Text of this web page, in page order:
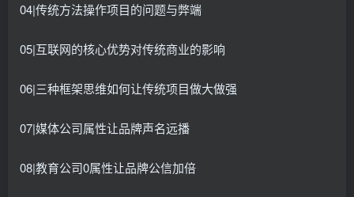
04|传统方法操作项目的问题与弊端
05|互联网的核心优势对传统商业的影响
06|三种框架思维如何让传统项目做大做强
07|媒体公司属性让品牌声名远播
08|教育公司0属性让品牌公信加倍